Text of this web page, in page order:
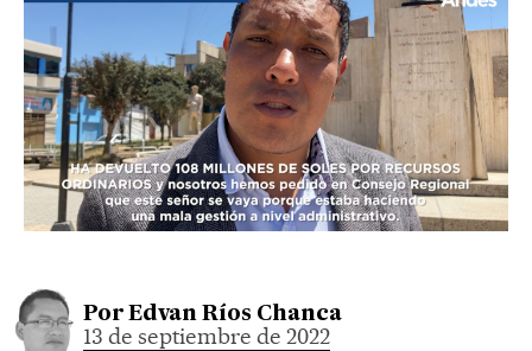
Por Edvan Ríos Chanca
13 de septiembre de 2022